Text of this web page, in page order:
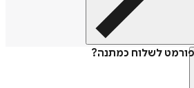
לשלוח כמתנה?